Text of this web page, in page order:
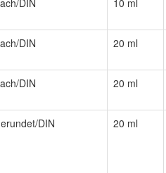
DIN 10 ml
DIN 20 ml
DIN 20 ml
DIN 20 ml